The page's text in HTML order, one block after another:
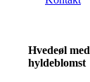
Hvedeøl med
hyldeblomst